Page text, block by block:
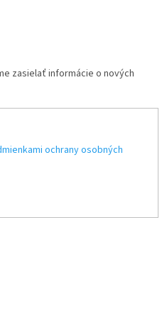
zasielať informácie o nových
ochrany osobných